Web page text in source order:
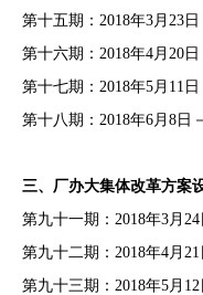
第十五期：2018年3月23
第十六期：2018年4月20
第十七期：2018年5月 11 日
第十八期：2018年6月8 日－
三、厂办大集体改革方案
第九十一期：2018年3月24
第九十二期：2018年4月21
第九十三期：2018年5月 12